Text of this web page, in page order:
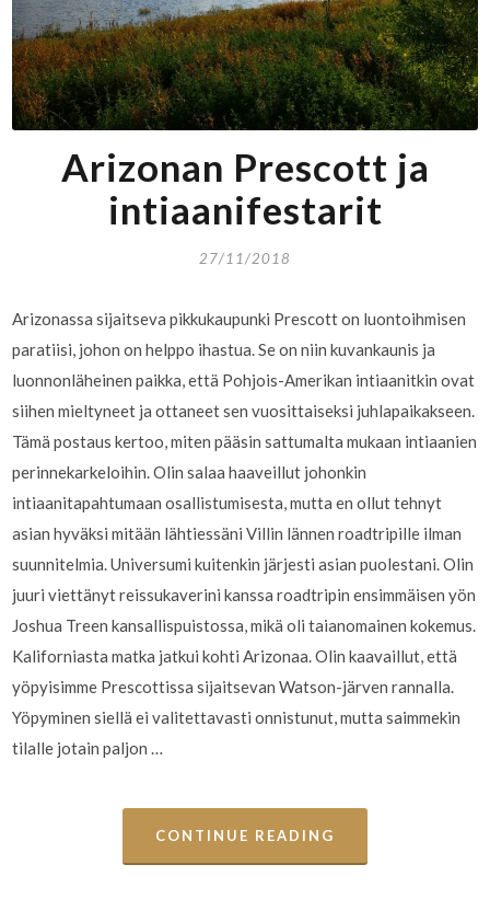
Arizonan Prescott ja
intiaanifestarit
27/11/2018
Arizonassa sijaitseva pikkukaupunki Prescott on luontoihmisen
paratiisi, johon on helppo ihastua. Se on niin kuvankaunis ja
luonnonläheinen paikka, että Pohjois-Amerikan intiaanitkin ovat
siihen mieltyneet ja ottaneet sen vuosittaiseksi juhlapaikakseen.
Tämä postaus kertoo, miten pääsin sattumalta mukaan intiaanien
perinnekarkeloihin. Olin salaa haaveillut johonkin
intiaanitapahtumaan osallistumisesta, mutta en ollut tehnyt
asian hyväksi mitään lähtiessäni Villin lännen roadtripille ilman
suunnitelmia. Universumi kuitenkin järjesti asian puolestani. Olin
juuri viettänyt reissukaverini kanssa roadtripin ensimmäisen yön
Joshua Treen kansallispuistossa, mikä oli taianomainen kokemus.
Kaliforniasta matka jatkui kohti Arizonaa. Olin kaavaillut, että
yöpyisimme Prescottissa sijaitsevan Watson-järven rannalla.
Yöpyminen siellä ei valitettavasti onnistunut, mutta saimmekin
tilalle jotain paljon …
CONTINUE READING